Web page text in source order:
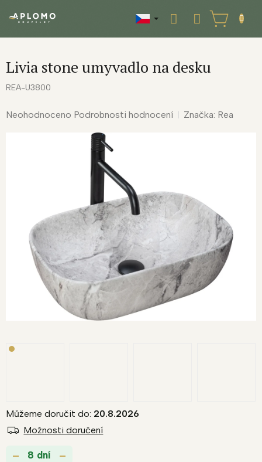
NÁKUPNÍ
KOŠÍK
Livia stone umyvadlo na desku
REA-U3800
Průměrné
Neohodnoceno Podrobnosti hodnocení Značka: Rea
8 dní
Můžeme doručit do: 20.8.2026
Možnosti doručení